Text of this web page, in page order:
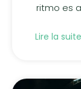
ritmo es
Lire la suite